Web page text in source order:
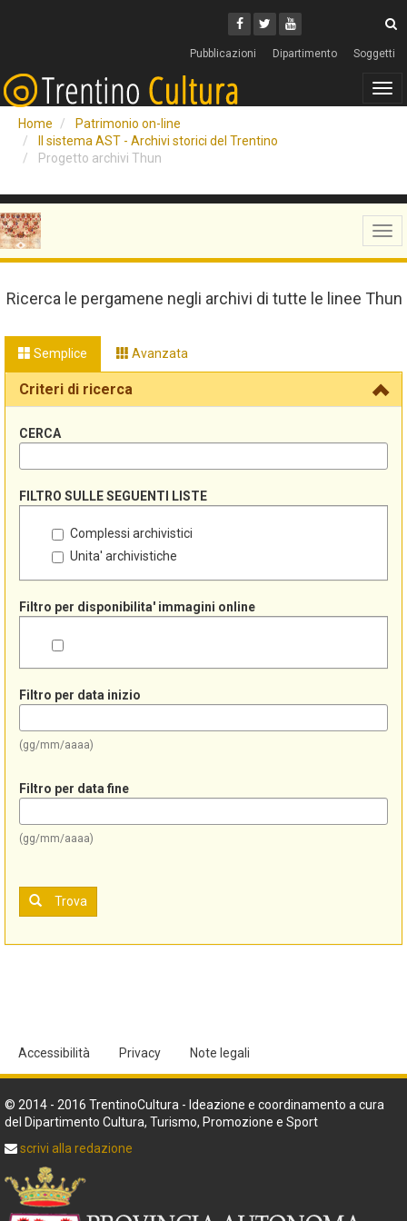
Facebook
Twitter
Youtube
Pubblicazioni Dipartimento Soggetti
Home
Patrimonio on-line
Il sistema AST - Archivi storici del Trentino
Progetto archivi Thun
Ricerca le pergamene negli archivi di tutte le linee Thun
Semplice Avanzata
Criteri di ricerca
CERCA
FILTRO SULLE SEGUENTI LISTE
Complessi archivistici
Unita' archivistiche
Filtro per disponibilita' immagini online
Filtro per data inizio
(gg/mm/aaaa)
Filtro per data fine
(gg/mm/aaaa)
Trova
Accessibilità Privacy Note legali
© 2014 - 2016 TrentinoCultura - Ideazione e coordinamento a cura
del Dipartimento Cultura, Turismo, Promozione e Sport
scrivi alla redazione